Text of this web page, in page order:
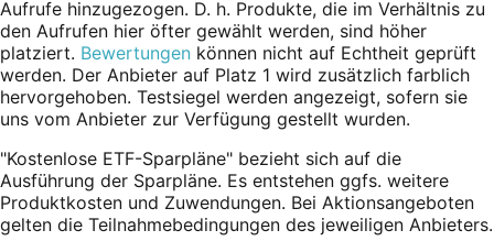
Aufrufe hinzugezogen. D. h. Produkte, die im Verhältnis zu
den Aufrufen hier öfter gewählt werden, sind höher
platziert. Bewertungen können nicht auf Echtheit geprüft
werden. Der Anbieter auf Platz 1 wird zusätzlich farblich
hervorgehoben. Testsiegel werden angezeigt, sofern sie
uns vom Anbieter zur Verfügung gestellt wurden.
"Kostenlose ETF-Sparpläne" bezieht sich auf die
Ausführung der Sparpläne. Es entstehen ggfs. weitere
Produktkosten und Zuwendungen. Bei Aktionsangeboten
gelten die Teilnahmebedingungen des jeweiligen Anbieters.